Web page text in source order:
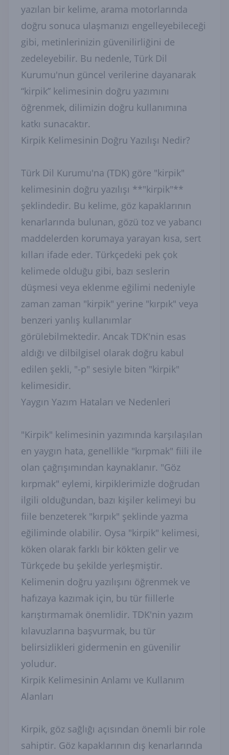
yazılan bir kelime, arama motorlarında
doğru sonuca ulaşmanızı engelleyebileceği
gibi, metinlerinizin güvenilirliğini de
zedeleyebilir. Bu nedenle, Türk Dil
Kurumu'nun güncel verilerine dayanarak
“kirpik” kelimesinin doğru yazımını
öğrenmek, dilimizin doğru kullanımına
katkı sunacaktır.
Kirpik Kelimesinin Doğru Yazılışı Nedir?
Türk Dil Kurumu'na (TDK) göre "kirpik"
kelimesinin doğru yazılışı **"kirpik"**
şeklindedir. Bu kelime, göz kapaklarının
kenarlarında bulunan, gözü toz ve yabancı
maddelerden korumaya yarayan kısa, sert
kılları ifade eder. Türkçedeki pek çok
kelimede olduğu gibi, bazı seslerin
düşmesi veya eklenme eğilimi nedeniyle
zaman zaman "kirpik" yerine "kırpık" veya
benzeri yanlış kullanımlar
görülebilmektedir. Ancak TDK'nin esas
aldığı ve dilbilgisel olarak doğru kabul
edilen şekli, "-p" sesiyle biten "kirpik"
kelimesidir.
Yaygın Yazım Hataları ve Nedenleri
"Kirpik" kelimesinin yazımında karşılaşılan
en yaygın hata, genellikle "kırpmak" fiili ile
olan çağrışımından kaynaklanır. "Göz
kırpmak" eylemi, kirpiklerimizle doğrudan
ilgili olduğundan, bazı kişiler kelimeyi bu
fiile benzeterek "kırpık" şeklinde yazma
eğiliminde olabilir. Oysa "kirpik" kelimesi,
köken olarak farklı bir kökten gelir ve
Türkçede bu şekilde yerleşmiştir.
Kelimenin doğru yazılışını öğrenmek ve
hafızaya kazımak için, bu tür fiillerle
karıştırmamak önemlidir. TDK'nin yazım
kılavuzlarına başvurmak, bu tür
belirsizlikleri gidermenin en güvenilir
yoludur.
Kirpik Kelimesinin Anlamı ve Kullanım
Alanları
Kirpik, göz sağlığı açısından önemli bir role
sahiptir. Göz kapaklarının dış kenarlarında